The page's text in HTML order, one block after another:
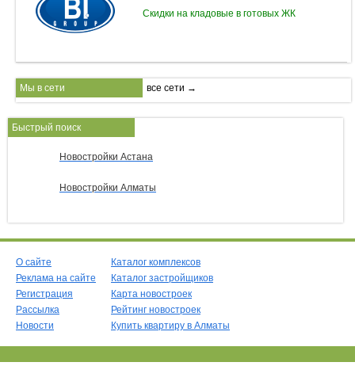
Скидки на кладовые в готовых ЖК
Мы в сети все сети →
Быстрый поиск
Новостройки Астана
Новостройки Алматы
О сайте
Реклама на сайте
Регистрация
Рассылка
Новости
Каталог комплексов
Каталог застройщиков
Карта новостроек
Рейтинг новостроек
Купить квартиру в Алматы